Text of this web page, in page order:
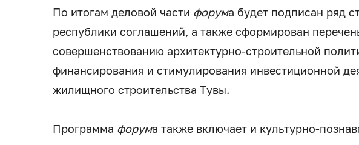
По итогам деловой части форума будет подписан ряд
республики соглашений, а также сформирован
совершенствованию архитектурно-строительной
финансирования и стимулирования инвестиционной
жилищного строительства Тувы.
Программа форума также включает и культурно-